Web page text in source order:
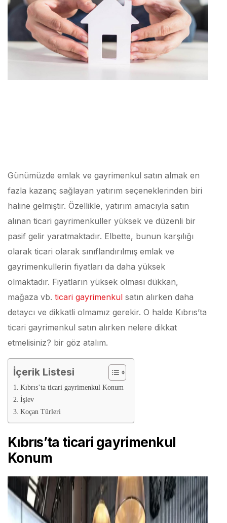
Günümüzde emlak ve gayrimenkul satın almak en
fazla kazanç sağlayan yatırım seçeneklerinden biri
haline gelmiştir. Özellikle, yatırım amacıyla satın
alınan ticari gayrimenkuller yüksek ve düzenli bir
pasif gelir yaratmaktadır. Elbette, bunun karşılığı
olarak ticari olarak sınıflandırılmış emlak ve
gayrimenkullerin fiyatları da daha yüksek
olmaktadır. Fiyatların yüksek olması dükkan,
mağaza vb. ticari gayrimenkul satın alırken daha
detaycı ve dikkatli olmamız gerekir. O halde Kıbrıs’ta
ticari gayrimenkul satın alırken nelere dikkat
etmelisiniz? bir göz atalım.
İçerik Listesi
Kıbrıs’ta ticari gayrimenkul Konum
İşlev
Koçan Türleri
Kıbrıs’ta ticari gayrimenkul
Konum